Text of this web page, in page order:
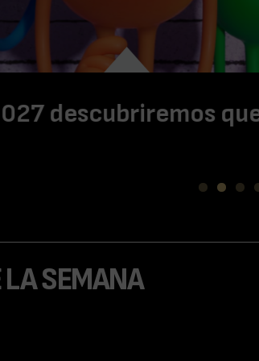
la gran
LA SEMANA